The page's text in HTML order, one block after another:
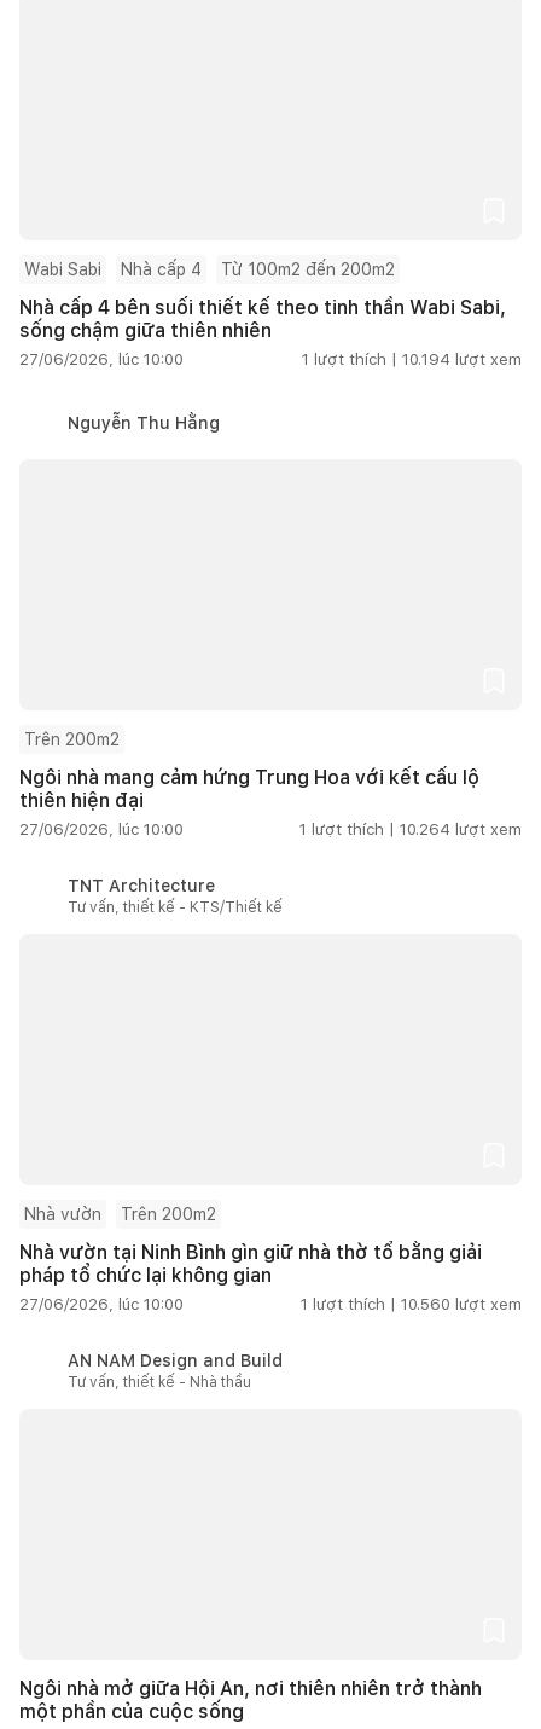
Wabi Sabi Nhà cấp 4 Từ 100m2 đến 200m2
Nhà cấp 4 bên suối thiết kế theo tinh thần Wabi Sabi,
sống chậm giữa thiên nhiên
27/06/2026, lúc 10:00 1 lượt thích | 10.194 lượt xem
Nguyễn Thu Hằng
Trên 200m2
Ngôi nhà mang cảm hứng Trung Hoa với kết cấu lộ
thiên hiện đại
27/06/2026, lúc 10:00 1 lượt thích | 10.264 lượt xem
TNT Architecture
Tư vấn, thiết kế - KTS/Thiết kế
Nhà vườn Trên 200m2
Nhà vườn tại Ninh Bình gìn giữ nhà thờ tổ bằng giải
pháp tổ chức lại không gian
27/06/2026, lúc 10:00 1 lượt thích | 10.560 lượt xem
AN NAM Design and Build
Tư vấn, thiết kế - Nhà thầu
Ngôi nhà mở giữa Hội An, nơi thiên nhiên trở thành
một phần của cuộc sống